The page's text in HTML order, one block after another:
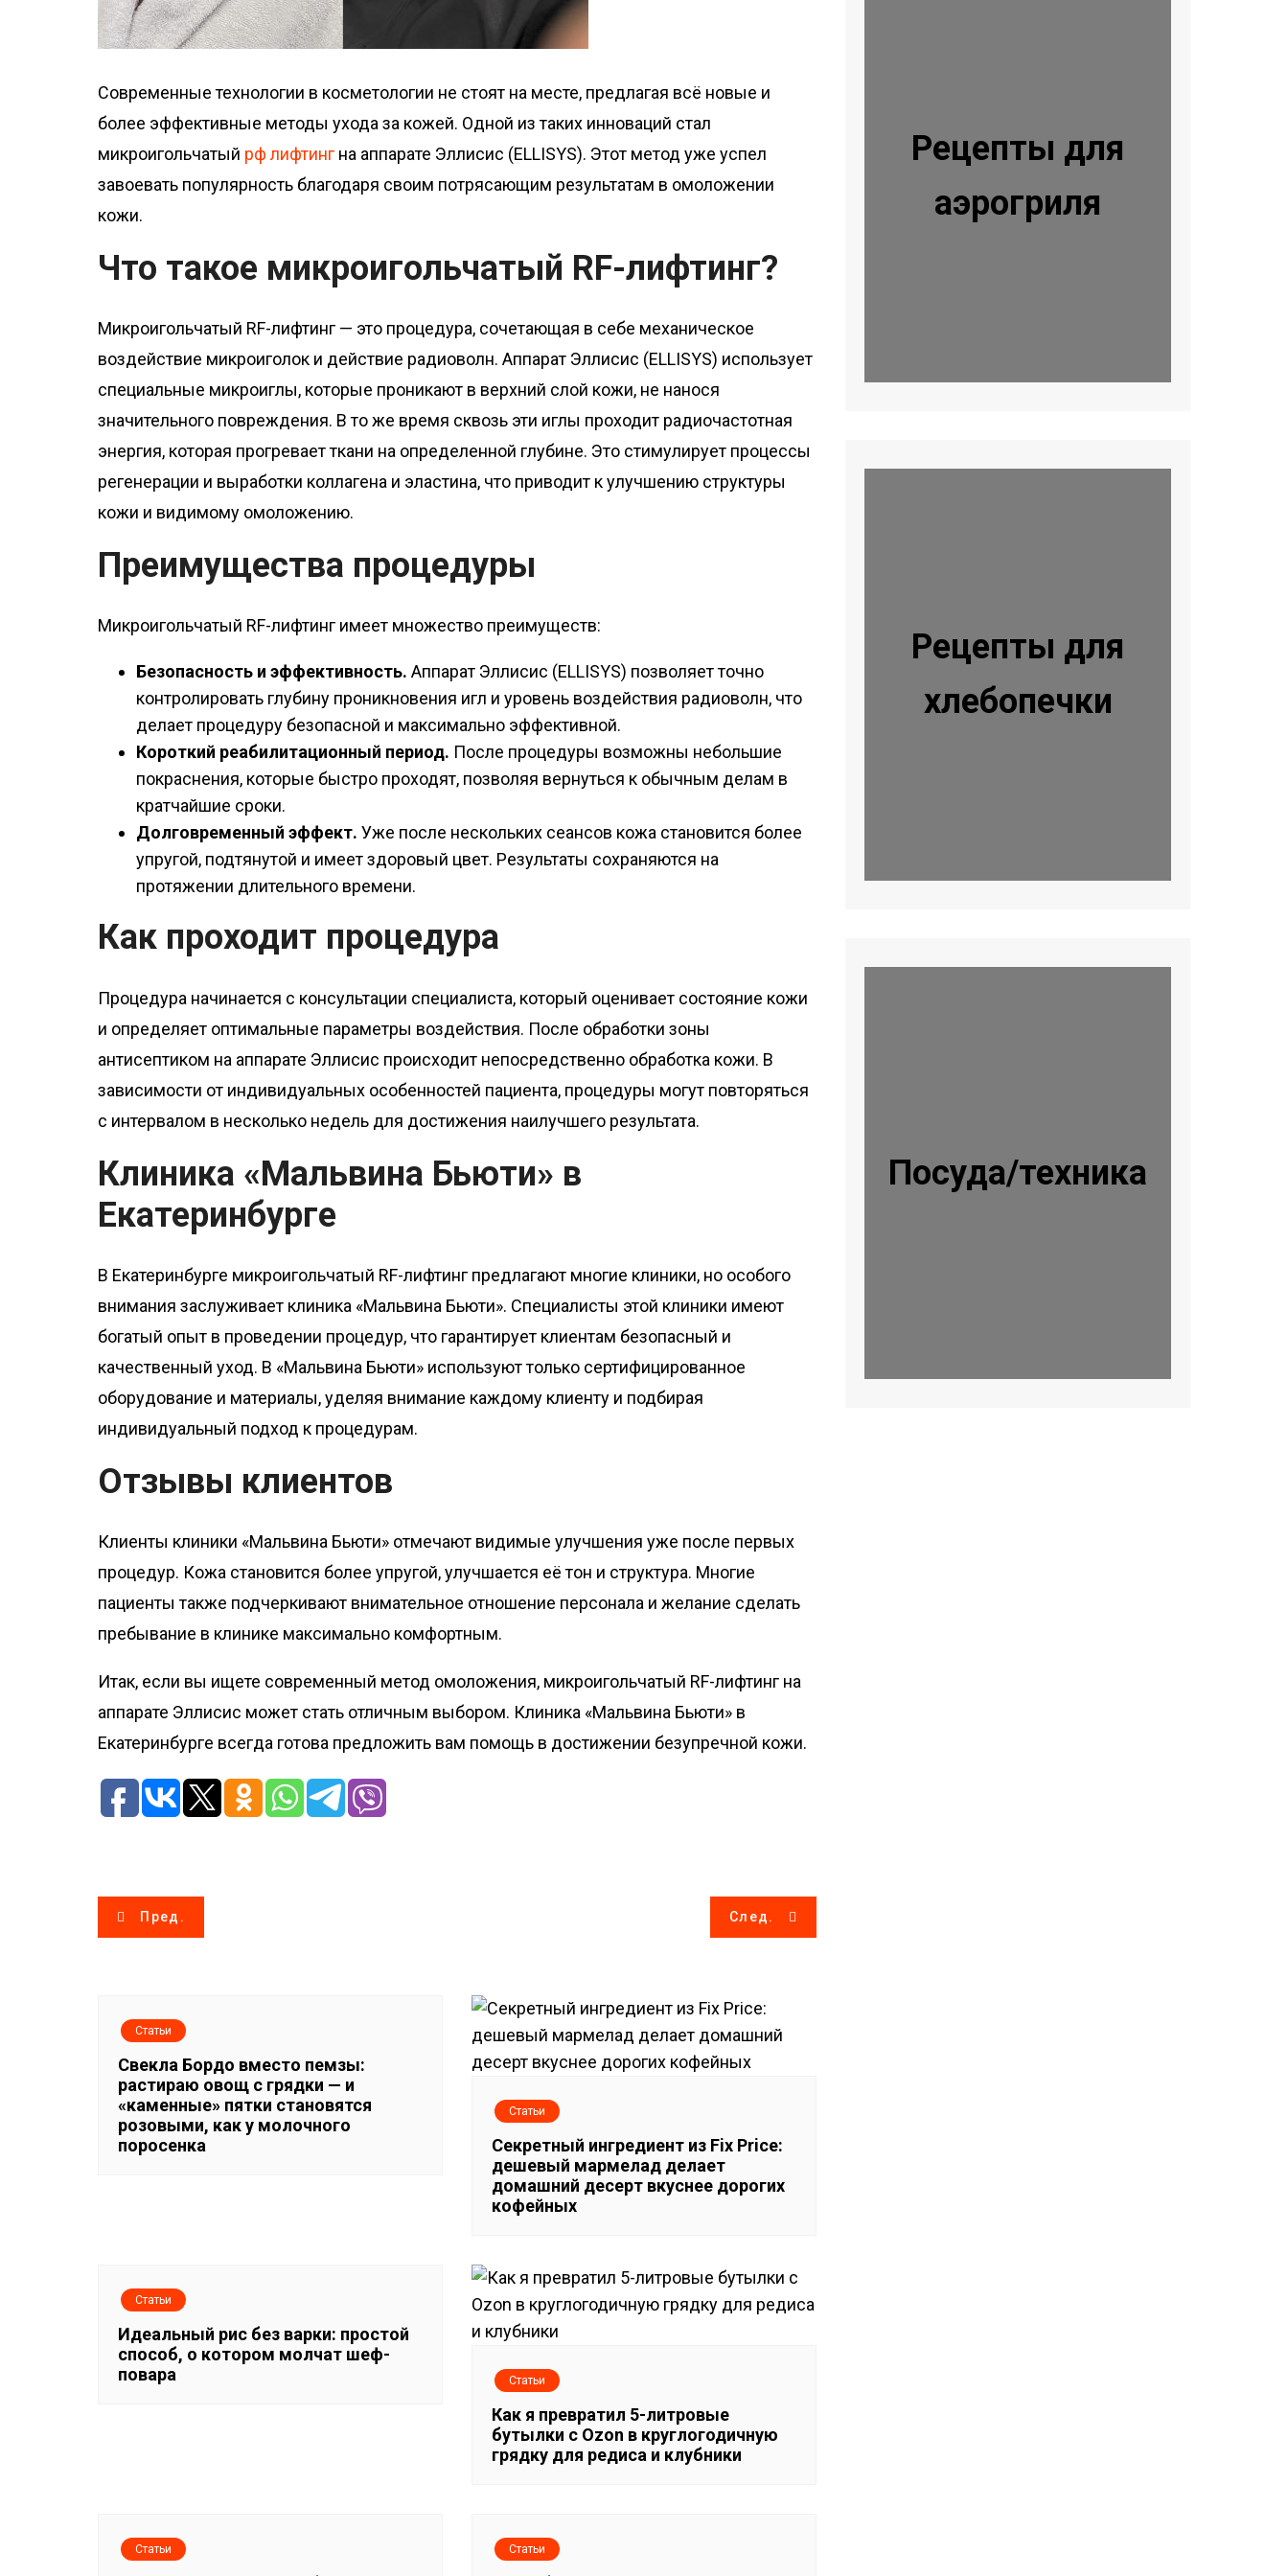
Современные технологии в косметологии не стоят на месте, предлагая всё новые и
более эффективные методы ухода за кожей. Одной из таких инноваций стал
микроигольчатый рф лифтинг на аппарате Эллисис (ELLISYS). Этот метод уже успел
завоевать популярность благодаря своим потрясающим результатам в омоложении
кожи.
Что такое микроигольчатый RF-лифтинг?
Микроигольчатый RF-лифтинг — это процедура, сочетающая в себе механическое
воздействие микроиголок и действие радиоволн. Аппарат Эллисис (ELLISYS) использует
специальные микроиглы, которые проникают в верхний слой кожи, не нанося
значительного повреждения. В то же время сквозь эти иглы проходит радиочастотная
энергия, которая прогревает ткани на определенной глубине. Это стимулирует процессы
регенерации и выработки коллагена и эластина, что приводит к улучшению структуры
кожи и видимому омоложению.
Преимущества процедуры
Микроигольчатый RF-лифтинг имеет множество преимуществ:
Безопасность и эффективность. Аппарат Эллисис (ELLISYS) позволяет точно
контролировать глубину проникновения игл и уровень воздействия радиоволн, что
делает процедуру безопасной и максимально эффективной.
Короткий реабилитационный период. После процедуры возможны небольшие
покраснения, которые быстро проходят, позволяя вернуться к обычным делам в
кратчайшие сроки.
Долговременный эффект. Уже после нескольких сеансов кожа становится более
упругой, подтянутой и имеет здоровый цвет. Результаты сохраняются на
протяжении длительного времени.
Как проходит процедура
Процедура начинается с консультации специалиста, который оценивает состояние кожи
и определяет оптимальные параметры воздействия. После обработки зоны
антисептиком на аппарате Эллисис происходит непосредственно обработка кожи. В
зависимости от индивидуальных особенностей пациента, процедуры могут повторяться
с интервалом в несколько недель для достижения наилучшего результата.
Клиника «Мальвина Бьюти» в
Екатеринбурге
В Екатеринбурге микроигольчатый RF-лифтинг предлагают многие клиники, но особого
внимания заслуживает клиника «Мальвина Бьюти». Специалисты этой клиники имеют
богатый опыт в проведении процедур, что гарантирует клиентам безопасный и
качественный уход. В «Мальвина Бьюти» используют только сертифицированное
оборудование и материалы, уделяя внимание каждому клиенту и подбирая
индивидуальный подход к процедурам.
Отзывы клиентов
Клиенты клиники «Мальвина Бьюти» отмечают видимые улучшения уже после первых
процедур. Кожа становится более упругой, улучшается её тон и структура. Многие
пациенты также подчеркивают внимательное отношение персонала и желание сделать
пребывание в клинике максимально комфортным.
Итак, если вы ищете современный метод омоложения, микроигольчатый RF-лифтинг на
аппарате Эллисис может стать отличным выбором. Клиника «Мальвина Бьюти» в
Екатеринбурге всегда готова предложить вам помощь в достижении безупречной кожи.
Н
Пред. След.
Статьи
Свекла Бордо вместо пемзы:
растираю овощ с грядки — и
«каменные» пятки становятся
розовыми, как у молочного
поросенка
Статьи
Секретный ингредиент из Fix Price:
дешевый мармелад делает
домашний десерт вкуснее дорогих
кофейных
Статьи
Идеальный рис без варки: простой
способ, о котором молчат шеф-
повара
Статьи
Как я превратил 5-литровые
бутылки с Ozon в круглогодичную
грядку для редиса и клубники
Статьи Статьи
Рецепты для
аэрогриля
Рецепты для
хлебопечки
Посуда/техника